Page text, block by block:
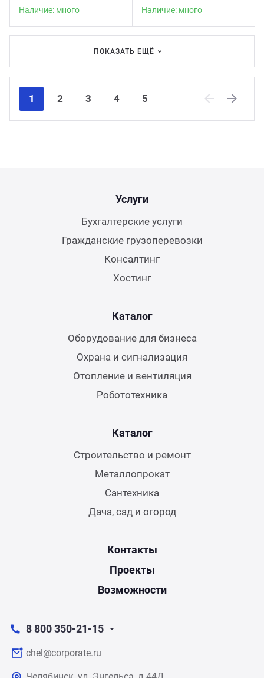
Наличие: много Наличие: много
ПОКАЗАТЬ ЕЩЁ
1 2 3 4
5
Услуги
Бухгалтерские услуги
Гражданские грузоперевозки
Консалтинг
Хостинг
Каталог
Оборудование для бизнеса
Охрана и сигнализация
Отопление и вентиляция
Робототехника
Каталог
Строительство и ремонт
Металлопрокат
Сантехника
Дача, сад и огород
Контакты
Проекты
Возможности
8 800 350-21-15
chel@corporate.ru